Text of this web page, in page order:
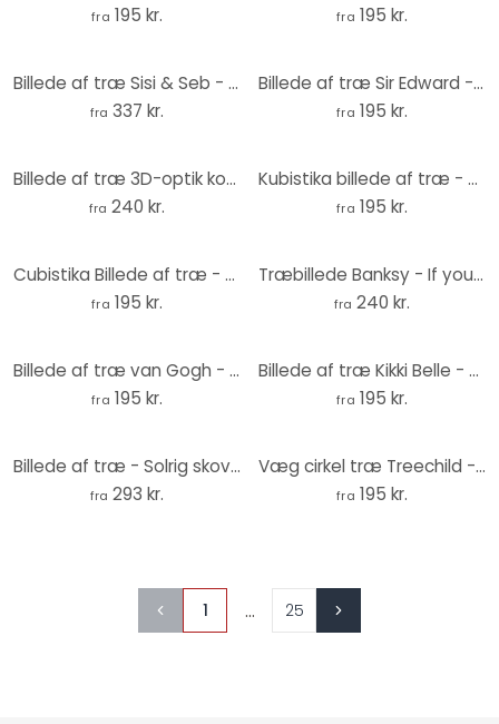
fra 195 kr. fra 195 kr.
Billede af træ Sisi & Seb - På stranden - Rundt
fra 337 kr.
Billede af træ Sir Edward - Fortryllende blomster - Rund
fra 195 kr.
Billede af træ 3D-optik koøje - Lyden af et hav - Rund
fra 240 kr.
Kubistika billede af træ - Min natur - Rund
fra 195 kr.
Cubistika Billede af træ - Livets træ - Guld - Rund
fra 195 kr.
Træbillede Banksy - If you get tired
fra 240 kr.
Billede af træ van Gogh - Mandelblomst Rosé - Rund
fra 195 kr.
Billede af træ Kikki Belle - Bjørnekongen - Rund
fra 195 kr.
Billede af træ - Solrig skov - Rund
fra 293 kr.
Væg cirkel træ Treechild - solnedgang over klitterne
fra 195 kr.
1 ... 25